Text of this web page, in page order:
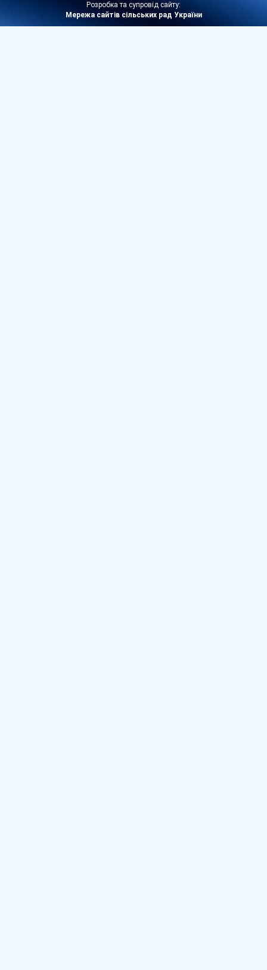
Розробка та супровід сайту:
Мережа сайтів сільських рад України